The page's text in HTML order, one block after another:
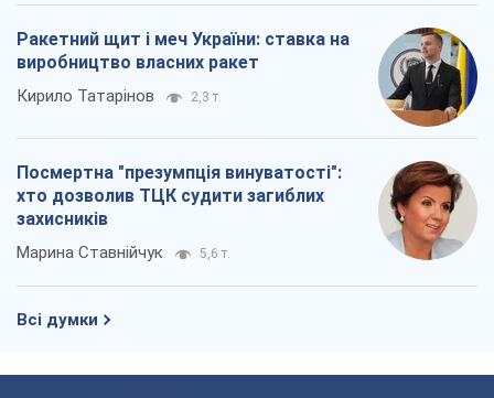
Ракетний щит і меч України: ставка на
виробництво власних ракет
Кирило Татарінов 2,3 т.
Посмертна "презумпція винуватості":
хто дозволив ТЦК судити загиблих
захисників
Марина Ставнійчук 5,6 т.
Всі думки